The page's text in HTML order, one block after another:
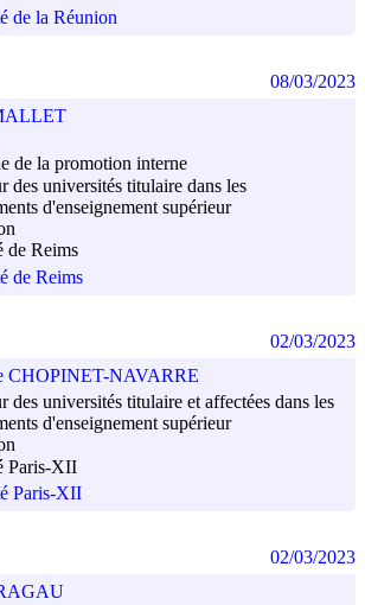
de la Réunion
de la promotion interne
des universités titulaire dans les
d'enseignement supérieur
de Reims
de Reims
08/03/2023
CHOPINET-NAVARRE
des universités titulaire et affectées dans les
d'enseignement supérieur
Paris-XII
Paris-XII
02/03/2023
02/03/2023